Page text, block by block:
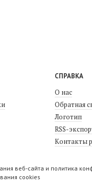
СПРАВКА
О нас
Обратная
Логотип
RSS-
Контакты
веб-сайта и политика
cookies